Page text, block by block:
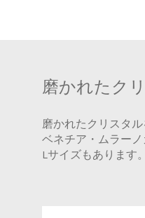
磨かれたク
磨かれたクリスタ
ベネチア・ムラー
Lサイズもあります。